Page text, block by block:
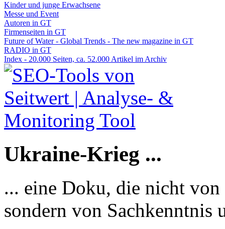
Kinder und junge Erwachsene
Messe und Event
Autoren in GT
Firmenseiten in GT
Future of Water - Global Trends - The new magazine in GT
RADIO in GT
Index - 20.000 Seiten, ca. 52.000 Artikel im Archiv
Ukraine-Krieg ...
... eine Doku, die nicht
sondern von Sachkenntnis